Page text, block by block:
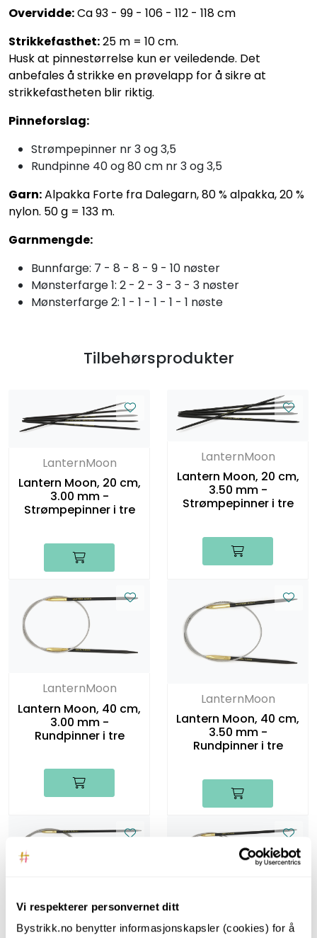
Vi respekterer personvernet ditt
Bystrikk.no benytter informasjonskapsler (cookies) for å
Overvidde:Ca 93 - 99 - 106 - 112 - 118 cm
Strikkefasthet:25 m = 10 cm.
Husk at pinnestørrelse kun er veiledende. Det
anbefales å strikke en prøvelapp for å sikre at
strikkefastheten blir riktig.
Pinneforslag:
Strømpepinner nr 3 og 3,5
Rundpinne 40 og 80 cm nr 3 og 3,5
Garn:Alpakka Forte fra Dalegarn, 80 % alpakka, 20 %
nylon. 50 g = 133 m.
Garnmengde:
Bunnfarge: 7 - 8 - 8 - 9 - 10 nøster
Mønsterfarge 1: 2 - 2 - 3 - 3 - 3 nøster
Mønsterfarge 2: 1 - 1 - 1 - 1 - 1 nøste
Tilbehørsprodukter
LanternMoon
Lantern Moon, 20 cm,
3.00 mm -
Strømpepinner i tre
LanternMoon
Lantern Moon, 20 cm,
3.50 mm -
Strømpepinner i tre
LanternMoon
Lantern Moon, 40 cm,
3.00 mm -
Rundpinner i tre
LanternMoon
Lantern Moon, 40 cm,
3.50 mm -
Rundpinner i tre
LanternMoon
Lantern Moon, 80 cm,